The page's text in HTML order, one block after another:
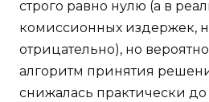
строго равно нулю (а в
комиссионных издержек,
отрицательно), но
алгоритм принятия
снижалась практически до